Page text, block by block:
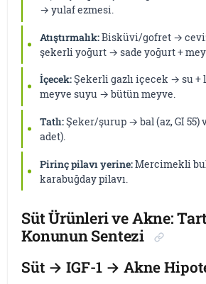
→ yulaf ezmesi.
Atıştırmalık:Bisküvi/gofret →
şekerli yoğurt → sade yoğurt +
İçecek:Şekerli gazlı içecek → su +
meyve suyu → bütün meyve.
Tatlı:Şeker/şurup → bal (az, GI 55)
adet).
Pirinç pilavı yerine:Mercimekli
karabuğday pilavı.
Süt Ürünleri ve Akne:
Konunun Sentezi
Süt → IGF-1 → Akne